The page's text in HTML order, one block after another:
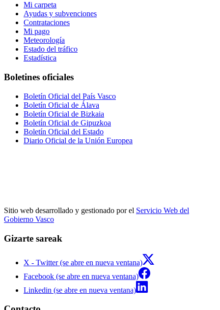
Mi carpeta
Ayudas y subvenciones
Contrataciones
Mi pago
Meteorología
Estado del tráfico
Estadística
Boletines oficiales
Boletín Oficial del País Vasco
Boletín Oficial de Álava
Boletín Oficial de Bizkaia
Boletín Oficial de Gipuzkoa
Boletín Oficial del Estado
Diario Oficial de la Unión Europea
Sitio web desarrollado y gestionado por el Servicio Web del
Gobierno Vasco
Gizarte sareak
X - Twitter (se abre en nueva ventana)
Facebook (se abre en nueva ventana)
Linkedin (se abre en nueva ventana)